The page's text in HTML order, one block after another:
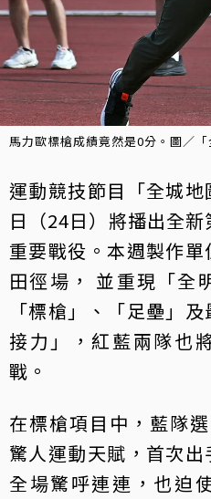
馬力歐標槍成績竟然是0分。圖／
運動競技節目「全城
日（24日）將播出全
重要戰役。本週製作
田徑場， 並重現「全
「標槍」、「足壘」
接力」，紅藍兩隊也
戰。
在標槍項目中，藍隊
驚人運動天賦，首次
全場驚呼連連，也迫